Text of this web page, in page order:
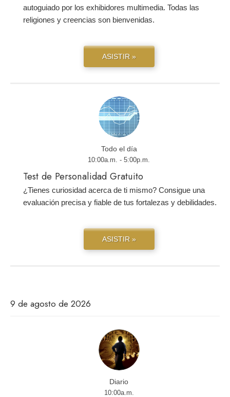
autoguiado por los exhibidores multimedia. Todas las
religiones y creencias son bienvenidas.
ASISTIR »
Todo el día
10:00a.m. - 5:00p.m.
Test de Personalidad Gratuito
¿Tienes curiosidad acerca de ti mismo? Consigue una
evaluación precisa y fiable de tus fortalezas y debilidades.
ASISTIR »
9 de agosto de 2026
Diario
10:00a.m.